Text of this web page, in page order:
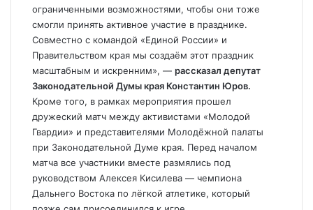
ограниченными возможностями, чтобы они тоже
смогли принять активное участие в празднике.
Совместно с командой «Единой России» и
Правительством края мы создаём этот праздник
масштабным и искренним», — рассказал депутат
Законодательной Думы края Константин Юров.
Кроме того, в рамках мероприятия прошел
дружеский матч между активистами «Молодой
Гвардии» и представителями Молодёжной палаты
при Законодательной Думе края. Перед началом
матча все участники вместе размялись под
руководством Алексея Кисилева — чемпиона
Дальнего Востока по лёгкой атлетике, который